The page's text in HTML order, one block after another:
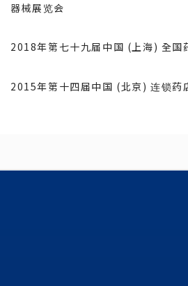
器械展览会
2018年第七十九届中国 (上海) 全国
2015年第十四届中国 (北京) 连锁药